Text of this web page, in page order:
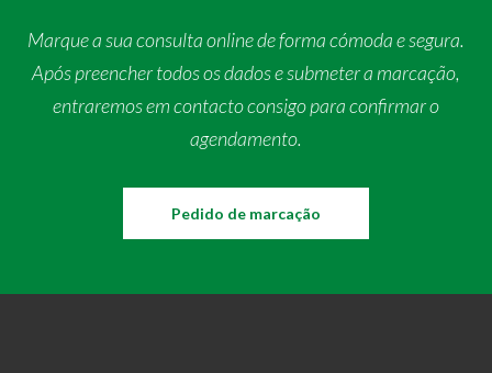
Marque a sua consulta online de forma cómoda e segura.
Após preencher todos os dados e submeter a marcação,
entraremos em contacto consigo para confirmar o
agendamento.
Pedido de marcação